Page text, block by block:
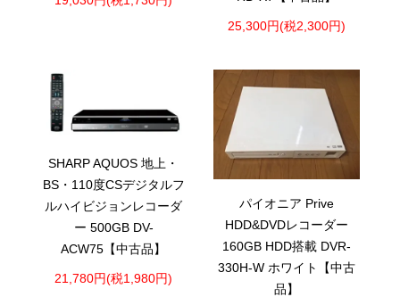
25,300円(税2,300円)
SHARP AQUOS 地上・
BS・110度CSデジタルフ
ルハイビジョンレコーダ
ー 500GB DV-
ACW75【中古品】
21,780円(税1,980円)
パイオニア Prive
HDD&DVDレコーダー
160GB HDD搭載 DVR-
330H-W ホワイト【中古
品】